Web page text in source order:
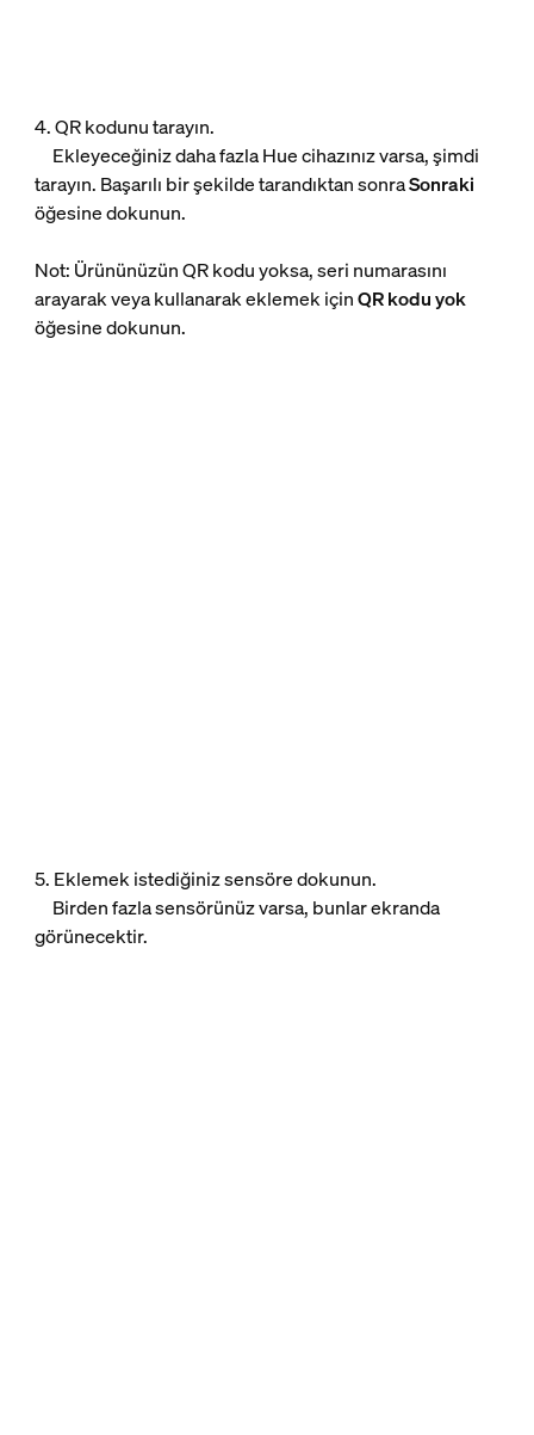
4. QR kodunu tarayın.
Ekleyeceğiniz daha fazla Hue cihazınız varsa, şimdi
tarayın. Başarılı bir şekilde tarandıktan sonraSonraki
öğesine dokunun.
Not: Ürününüzün QR kodu yoksa, seri numarasını
arayarak veya kullanarak eklemek içinQR kodu yok
öğesine dokunun.
5. Eklemek istediğiniz sensöre dokunun.
Birden fazla sensörünüz varsa, bunlar ekranda
görünecektir.